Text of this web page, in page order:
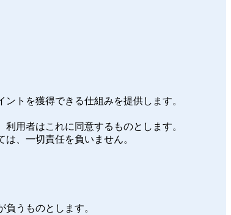
トを獲得できる仕組みを提供します。
用者はこれに同意するものとします。
、一切責任を負いません。
うものとします。